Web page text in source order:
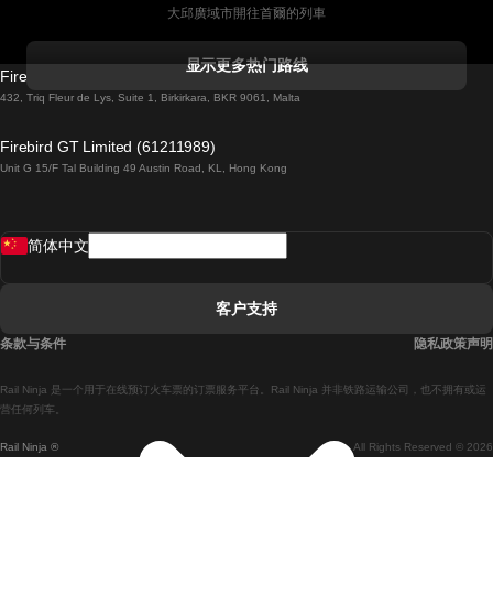
大邱廣域市開往首爾的列車
都柏林開往戈尔韦的列車
羅馬開往拿坡里的列車
馬德里開往巴塞罗那的列車
显示更多热门路线
Firebird GT Limited (OC 1451)
432, Triq Fleur de Lys, Suite 1, Birkirkara, BKR 9061, Malta
Firebird GT Limited (61211989)
Unit G 15/F Tal Building 49 Austin Road, KL, Hong Kong
Rail Ninja ® All Rights Reserved © 2026
Rail Ninja 是一个用于在线预订火车票的订票服务平台。Rail Ninja 并非铁路运输公司，也不拥有或运
营任何列车。
简体中文
客户支持
条款与条件 隐私政策声明